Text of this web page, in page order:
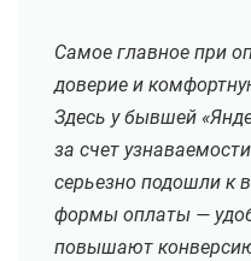
Самое главное при
доверие и
Здесь у бывшей
за счет
серьезно подошли к
формы оплаты —
повышают